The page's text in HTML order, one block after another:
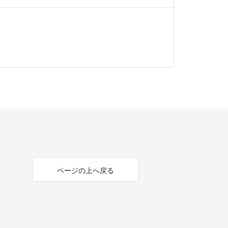
ページの上へ戻る